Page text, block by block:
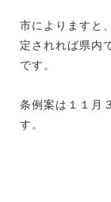
市によりますと
定されれば県内
です。
条例案は１１月
す。